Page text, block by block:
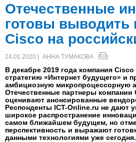
Отечественные
готовы выводить
Cisco на
24.01.2020 | АННА ТУМАКОВА
В декабре 2019 года компания
стратегию «Интернет будущего» и
амбициозную микропроцессорную
Отечественные партнеры компании
оценивают анонсированные
Респонденты ICT-Online.ru не дают
широкое распространение
самом ближайшем будущем, но
перспективность и выражают
данными технологиями уже сегодня.